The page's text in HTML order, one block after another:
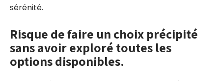
sérénité.
Risque de faire un choix précipité
sans avoir exploré toutes les
options disponibles.